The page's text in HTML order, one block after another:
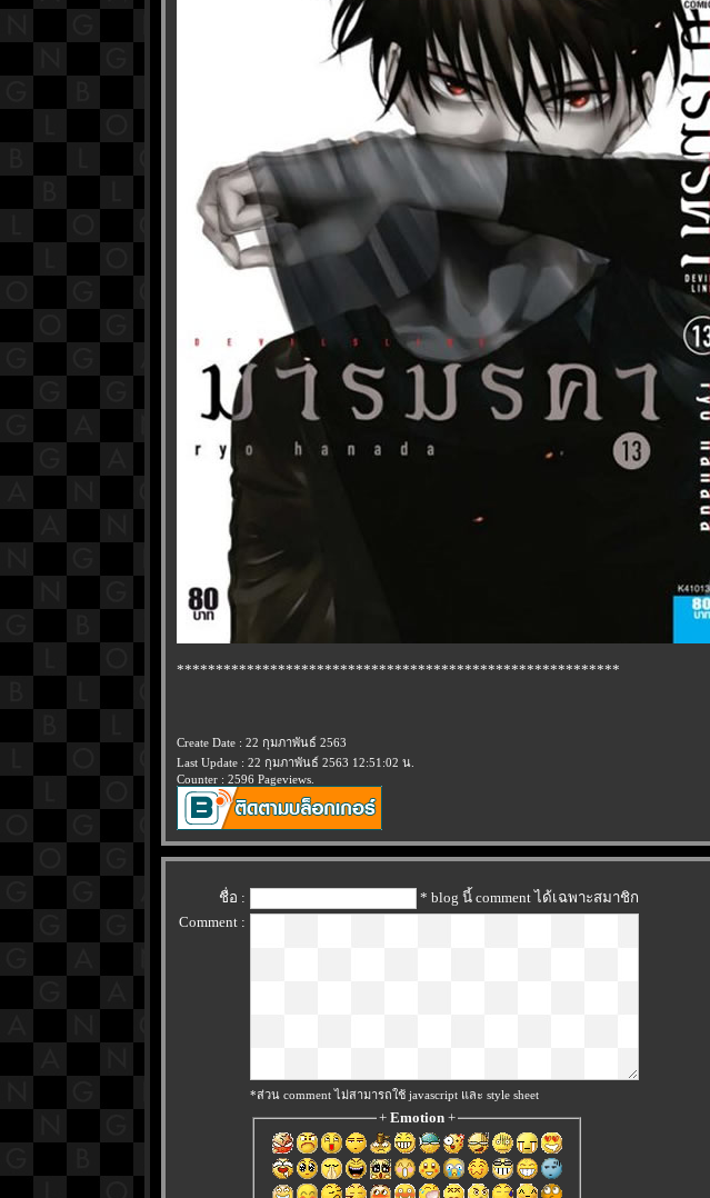
*********************************************************
Create Date : 22 กุมภาพันธ์ 2563
Last Update : 22 กุมภาพันธ์ 2563 12:51:02 น.
Counter : 2596 Pageviews.
ชื่อ :
* blog นี้ comment ได้เฉพาะสมาชิก
Comment :
*ส่วน comment ไม่สามารถใช้ javascript และ style sheet
+ Emotion+